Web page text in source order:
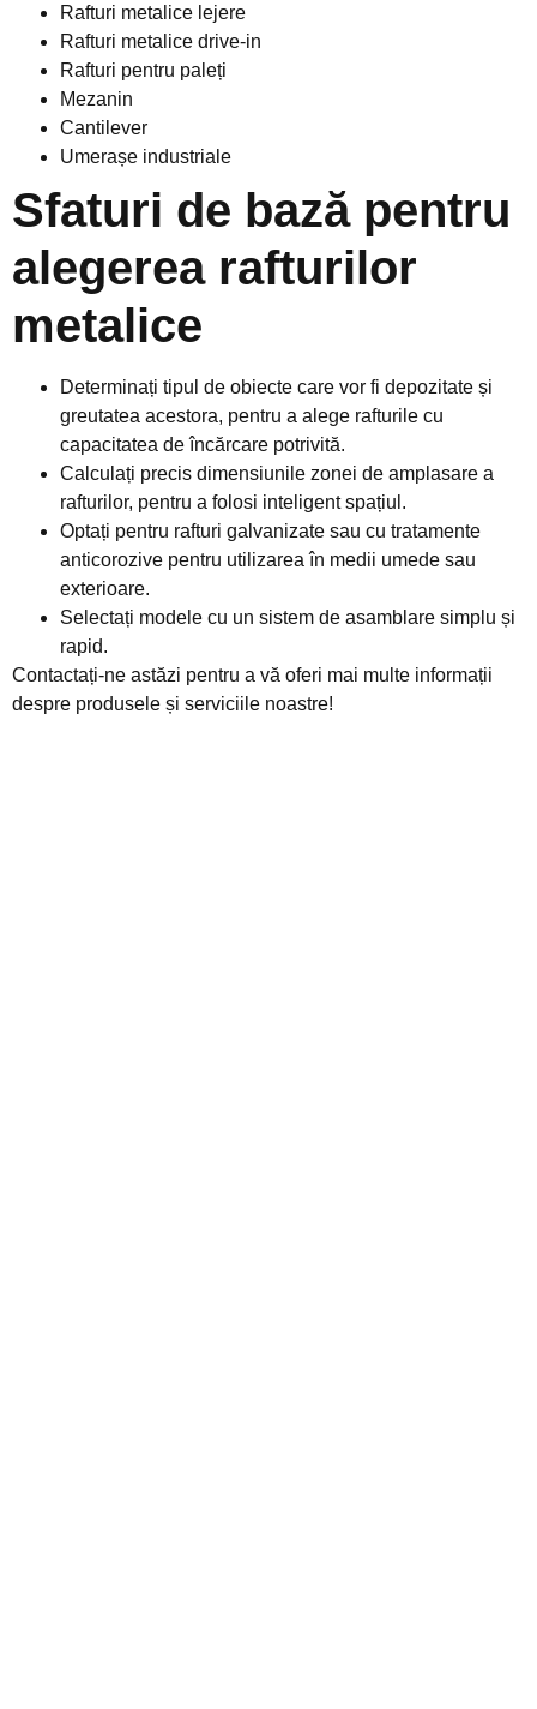
Rafturi metalice lejere
Rafturi metalice drive-in
Rafturi pentru paleți
Mezanin
Cantilever
Umerașe industriale
Sfaturi de bază pentru
alegerea rafturilor
metalice
Determinați tipul de obiecte care vor fi depozitate și
greutatea acestora, pentru a alege rafturile cu
capacitatea de încărcare potrivită.
Calculați precis dimensiunile zonei de amplasare a
rafturilor, pentru a folosi inteligent spațiul.
Optați pentru rafturi galvanizate sau cu tratamente
anticorozive pentru utilizarea în medii umede sau
exterioare.
Selectați modele cu un sistem de asamblare simplu și
rapid.
Contactați-ne astăzi pentru a vă oferi mai multe informații
despre produsele și serviciile noastre!